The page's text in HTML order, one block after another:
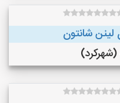
شانتون